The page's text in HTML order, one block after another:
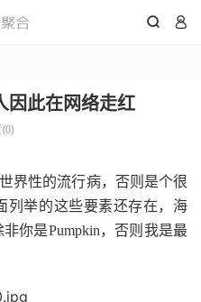
 
因此在网络走红
(0)
界性的流行病，否则是个很
列举的这些要素还存在，海
你是Pumpkin，否则我是最